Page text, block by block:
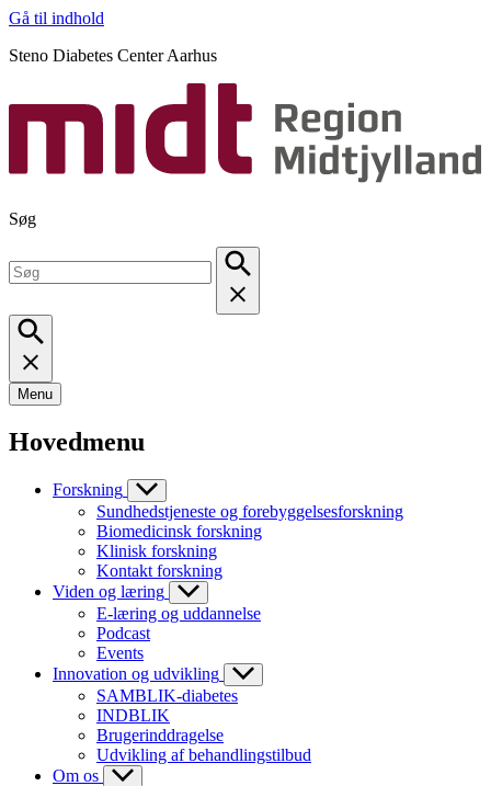
Gå til indhold
Steno Diabetes Center Aarhus
Søg
Menu
Hovedmenu
Forskning
Sundhedstjeneste og forebyggelsesforskning
Biomedicinsk forskning
Klinisk forskning
Kontakt forskning
Viden og læring
E-læring og uddannelse
Podcast
Events
Innovation og udvikling
SAMBLIK-diabetes
INDBLIK
Brugerinddragelse
Udvikling af behandlingstilbud
Om os